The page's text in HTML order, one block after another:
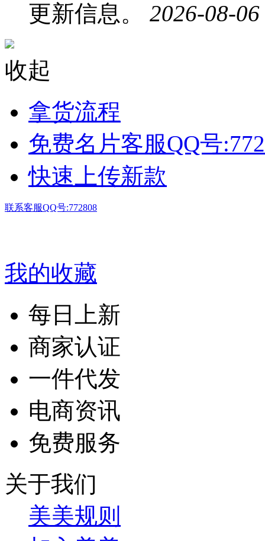
更新信息。 2026-08-
收起
拿货流程
免费名片客服QQ号
快速上传新款
联系客服QQ号:772808
我的收藏
每日上新
商家认证
一件代发
电商资讯
免费服务
关于我们
美美规则